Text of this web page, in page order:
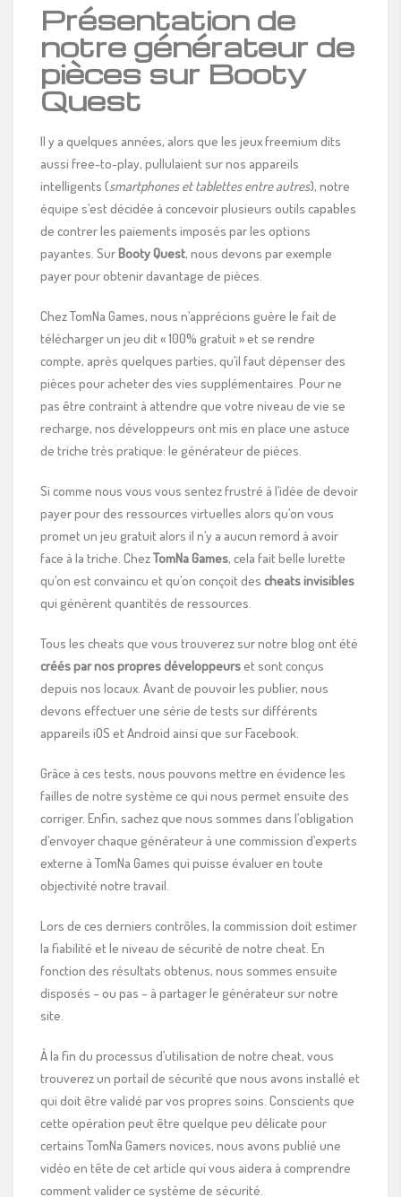
Présentation de
notre générateur de
pièces sur Booty
Quest
Il y a quelques années, alors que les jeux freemium dits
aussi free-to-play, pullulaient sur nos appareils
intelligents (smartphones et tablettes entre autres), notre
équipe s’est décidée à concevoir plusieurs outils capables
de contrer les paiements imposés par les options
payantes. SurBooty Quest, nous devons par exemple
payer pour obtenir davantage de pièces.
Chez TomNa Games, nous n’apprécions guère le fait de
télécharger un jeu dit « 100% gratuit » et se rendre
compte, après quelques parties, qu’il faut dépenser des
pièces pour acheter des vies supplémentaires. Pour ne
pas être contraint à attendre que votre niveau de vie se
recharge, nos développeurs ont mis en place une astuce
de triche très pratique: le générateur de pièces.
Si comme nous vous vous sentez frustré à l’idée de devoir
payer pour des ressources virtuelles alors qu’on vous
promet un jeu gratuit alors il n’y a aucun remord à avoir
face à la triche. ChezTomNa Games, cela fait belle lurette
qu’on est convaincu et qu’on conçoit des cheatsinvisibles
qui génèrent quantités de ressources.
Tous les cheats que vous trouverez sur notre blog ont été
créés par nos propres développeurset sont conçus
depuis nos locaux. Avant de pouvoir les publier, nous
devons effectuer une série de tests sur différents
appareils iOS et Android ainsi que sur Facebook.
Grâce à ces tests, nous pouvons mettre en évidence les
failles de notre système ce qui nous permet ensuite des
corriger. Enfin, sachez que nous sommes dans l’obligation
d’envoyer chaque générateur à une commission d’experts
externe à TomNa Games qui puisse évaluer en toute
objectivité notre travail.
Lors de ces derniers contrôles, la commission doit estimer
la fiabilité et le niveau de sécurité de notre cheat. En
fonction des résultats obtenus, nous sommes ensuite
disposés – ou pas – à partager le générateur sur notre
site.
À la fin du processus d’utilisation de notre cheat, vous
trouverez un portail de sécurité que nous avons installé et
qui doit être validé par vos propres soins. Conscients que
cette opération peut être quelque peu délicate pour
certains TomNa Gamers novices, nous avons publié une
vidéo en tête de cet article qui vous aidera à comprendre
comment valider ce système de sécurité.